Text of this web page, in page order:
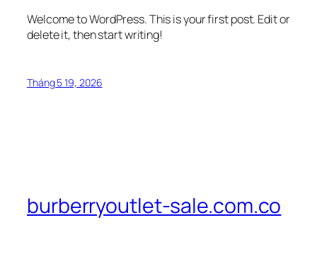
Welcome to WordPress. This is your first post. Edit or
delete it, then start writing!
Tháng 5 19, 2026
burberryoutlet-sale.com.co